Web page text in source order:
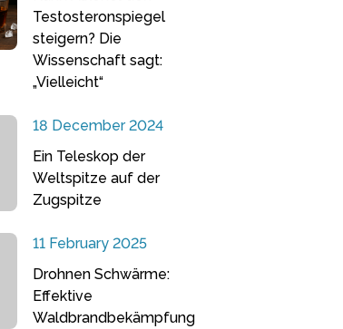
Testosteronspiegel
steigern? Die
Wissenschaft sagt:
„Vielleicht“
18 December 2024
Ein Teleskop der
Weltspitze auf der
Zugspitze
11 February 2025
Drohnen Schwärme:
Effektive
Waldbrandbekämpfung